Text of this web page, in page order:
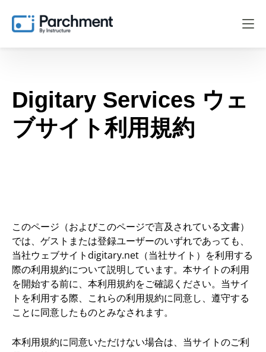
Digitary Services ウェ
ブサイト利用規約
このページ（およびこのページで言及されている文書）
では、ゲストまたは登録ユーザーのいずれであっても、
当社ウェブサイトdigitary.net（当社サイト）を利用する
際の利用規約について説明しています。本サイトの利用
を開始する前に、本利用規約をご確認ください。当サイ
トを利用する際、これらの利用規約に同意し、遵守する
ことに同意したものとみなされます。
本利用規約に同意いただけない場合は、当サイトのご利